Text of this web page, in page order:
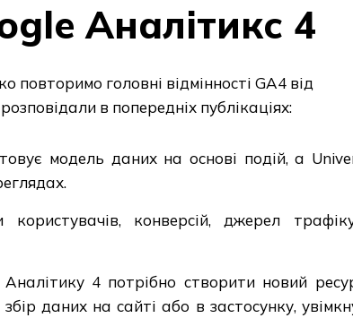
Аналітикс 4
головні відмінності GA4 від
в попередніх публікаціях:
модель даних на основі подій, а
конверсій, джерел
4 потрібно створити новий
даних на сайті або в застосунку,